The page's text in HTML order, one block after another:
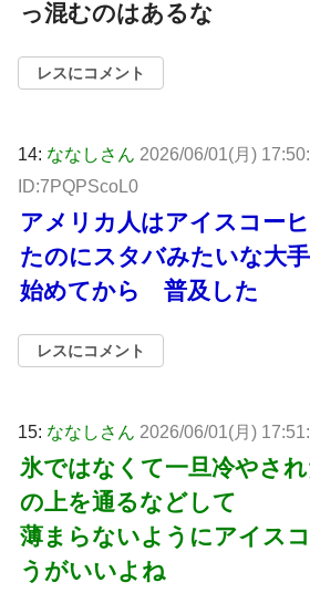
っ混むのはあるな
レスにコメント
14: ななしさん 2026/06/01(月)
ID:7PQPScoL0
アメリカ人はアイスコー
たのにスタバみたいな大
始めてから 普及した
レスにコメント
15: ななしさん 2026/06/01(月)
氷ではなくて一旦冷やさ
の上を通るなどして
薄まらないようにアイス
うがいいよね